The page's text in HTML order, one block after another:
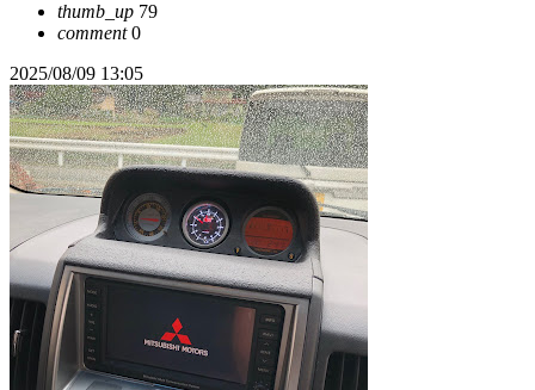
thumb_up 79
comment0
2025/08/09 13:05